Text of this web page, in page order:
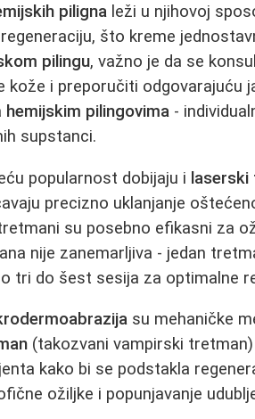
piligna leži u njihovoj
što kreme
pilingu, važno je da se
kože i preporučiti odgovarajuću
hemijskim pilingovima -
supstanci.
popularnost dobijaju i
precizno uklanjanje
su posebno efikasni za
nije zanemarljiva - jedan
tri do šest sesija za optimalne
su mehaničke
(takozvani vampirski
kako bi se podstakla
ožiljke i popunjavanje